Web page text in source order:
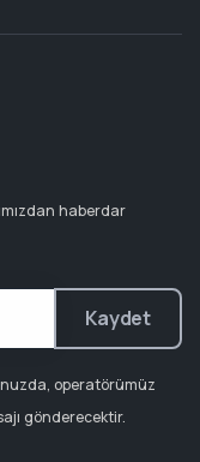
haberdar
Kaydet
operatörümüz
gönderecektir.